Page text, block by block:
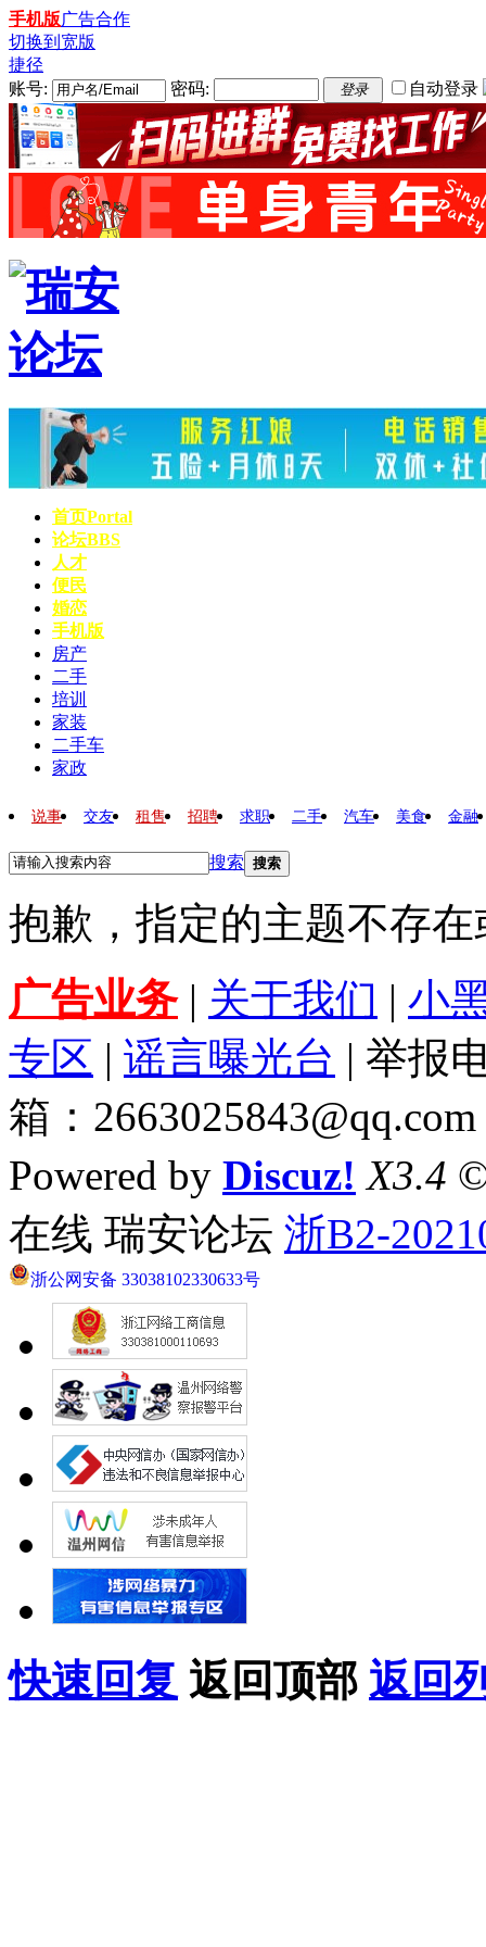
手机版广告合作
切换到宽版
捷径
账号:
密码: 登录 自动登录
首页Portal
论坛BBS
人才
便民
婚恋
手机版
房产
二手
培训
家装
二手车
家政
说事 交友 租售 招聘 求职 二手 汽车 美食 金融
搜索 搜索
抱歉，指定的主题不存
广告业务| 关于我们 | 小
专区 | 谣言曝光台 | 举报
箱：2663025843@qq.com
Powered by Discuz! X3.4
在线 瑞安论坛 浙B2-
浙公网安备 33038102330633号
快速回复 返回顶部 返回